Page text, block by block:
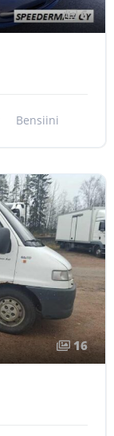
6
Bensiini
16